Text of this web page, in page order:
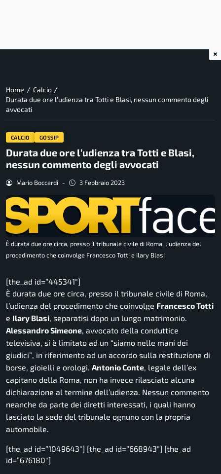
Home / Calcio /
Durata due ore l’udienza tra Totti e Blasi, nessun commento degli
avvocati
CALCIO GOSSIP
Durata due ore l’udienza tra Totti e Blasi,
nessun commento degli avvocati
Mario Boccardi - 3 Febbraio 2023
È durata due ore circa, presso il tribunale civile di Roma, l'udienza del
procedimento che coinvolge Francesco Totti e Ilary Blasi
[the_ad id=”445341″]
È durata due ore circa, presso il tribunale civile di Roma,
l’udienza del procedimento che coinvolge Francesco Totti
e Ilary Blasi , separatisi dopo un lungo matrimonio.
Alessandro Simeone , avvocato della conduttice
televisiva, si è limitato ad un “siamo nelle mani dei
giudici” , in riferimento ad un accordo sulla restituzione di
borse, gioielli e orologi. Antonio Conte , legale dell’ex
capitano della Roma, non ha invece rilasciato alcuna
dichiarazione al termine dell’udienza. Nessun commento
neanche da parte dei diretti interessati, i quali hanno
lasciato la sede del tribunale ognuno con la propria
automobile.
[the_ad id=”1049643″] [the_ad id=”668943″] [the_ad
id=”676180″]
×